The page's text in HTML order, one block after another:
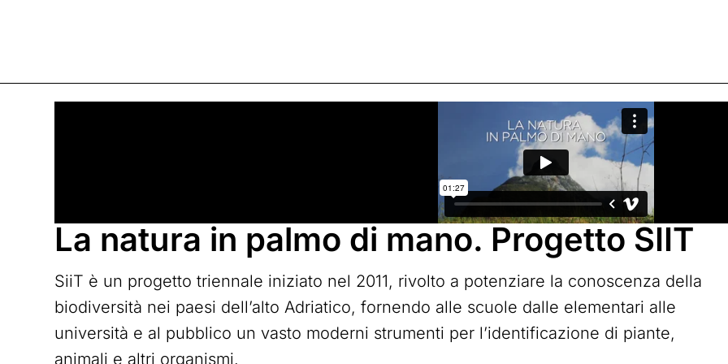
La natura in palmo di mano. Progetto SIIT
SiiT è un progetto triennale iniziato nel 2011, rivolto a potenziare la conoscenza della
biodiversità nei paesi dell’alto Adriatico, fornendo alle scuole dalle elementari alle
università e al pubblico un vasto moderni strumenti per l’identificazione di piante,
animali e altri organismi.